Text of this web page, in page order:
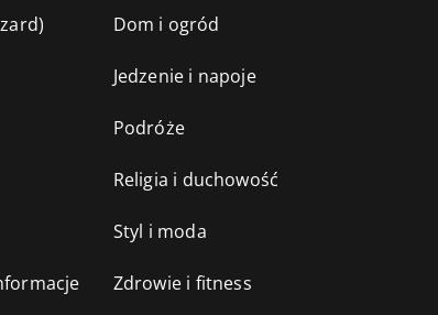
Dom i ogród
Jedzenie i napoje
Podróże
Religia i duchowość
Styl i moda
Zdrowie i fitness